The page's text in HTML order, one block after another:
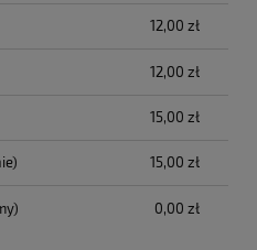
12,00 zł
12,00 zł
15,00 zł
15,00 zł
0,00 zł